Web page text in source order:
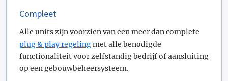
Compleet
Alle units zijn voorzien van een meer dan complete
plug & play regelingmet alle benodigde
functionaliteit voor zelfstandig bedrijf of aansluiting
op een gebouwbeheersysteem.